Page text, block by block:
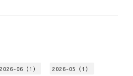
2026-06（1） 2026-05（1）